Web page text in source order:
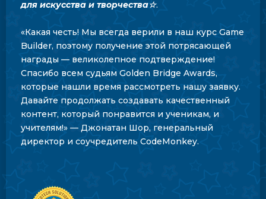
для искусства и творчества☆.
«Какая честь! Мы всегда верили в наш курс Game
Builder, поэтому получение этой потрясающей
награды — великолепное подтверждение!
Спасибо всем судьям Golden Bridge Awards,
которые нашли время рассмотреть нашу заявку.
Давайте продолжать создавать качественный
контент, который понравится и ученикам, и
учителям!» — Джонатан Шор, генеральный
директор и соучредитель CodeMonkey.